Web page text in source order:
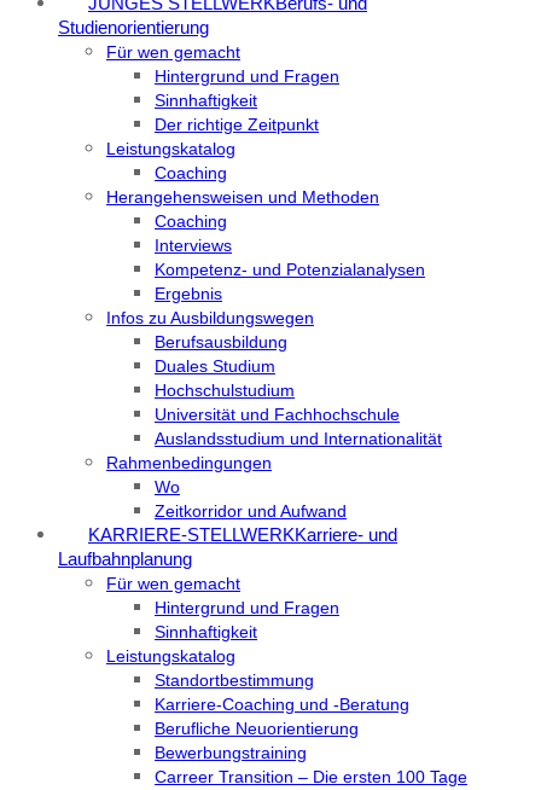
Studienorientierung
Für wen gemacht
Hintergrund und Fragen
Sinnhaftigkeit
Der richtige Zeitpunkt
Leistungskatalog
Coaching
Herangehensweisen und Methoden
Coaching
Interviews
Kompetenz- und Potenzialanalysen
Ergebnis
Infos zu Ausbildungswegen
Berufsausbildung
Duales Studium
Hochschulstudium
Universität und Fachhochschule
Auslandsstudium und Internationalität
Rahmenbedingungen
Wo
Zeitkorridor und Aufwand
KARRIERE-STELLWERKKarriere- und
Laufbahnplanung
Für wen gemacht
Hintergrund und Fragen
Sinnhaftigkeit
Leistungskatalog
Standortbestimmung
Karriere-Coaching und -Beratung
Berufliche Neuorientierung
Bewerbungstraining
Carreer Transition – Die ersten 100 Tage